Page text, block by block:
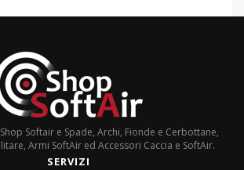
Softair e Spade, Archi, Fionde e Cerbottane,
Armi SoftAir ed Accessori Caccia e SoftAir.
SERVIZI